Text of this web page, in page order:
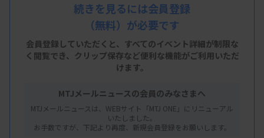
大阪医療技術学園専門学校 ２階大教室
主 催
続きを見るには会員登録
（無料）が必要です
会員登録していただくと、すべてのイベント詳細が制限な
く閲覧でき、 クリップ保存など便利な機能がご利用いただ
けます。
MTJメールニュースの会員のみなさまへ
MTJメールニュースは、WEBサイト「MTJ ONE」にリニューアル
いたしました。
お手数ですが、下記より再度、新規会員登録をお願いします。